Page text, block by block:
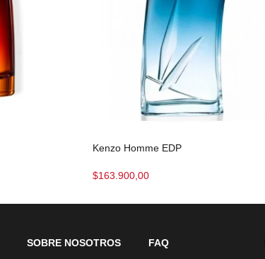
Kenzo Homme EDP
$163.900,00
SOBRE NOSOTROS
FAQ